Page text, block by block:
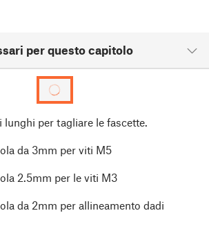
per questo capitolo
lunghi per tagliare le fascette.
da 3mm per viti M5
2.5mm per le viti M3
da 2mm per allineamento dadi